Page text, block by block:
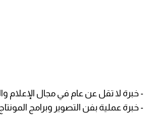
- خبرة لا تقل عن عام في مجال الإعلام
- خبرة عملية بفن التصوير وبرامج